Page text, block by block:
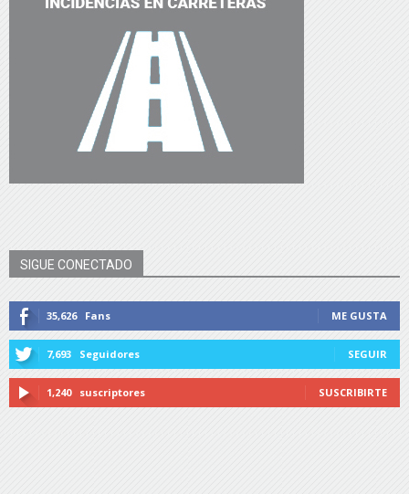
SIGUE CONECTADO
35,626 Fans ME GUSTA
7,693 Seguidores SEGUIR
1,240 suscriptores SUSCRIBIRTE